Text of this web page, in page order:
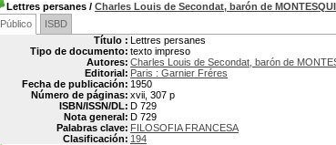
Lettres persanes / Charles Louis de Secondat, barón de
Público
ISBD
Título : Lettres persanes
Tipo de documento: texto impreso
Autores: Charles Louis de Secondat, barón de
Editorial: Paris : Garnier Fréres
Fecha de publicación: 1950
Número de páginas: xvii, 307 p
ISBN/ISSN/DL: D 729
Nota general: D 729
Palabras clave: FILOSOFIA FRANCESA
Clasificación: 194